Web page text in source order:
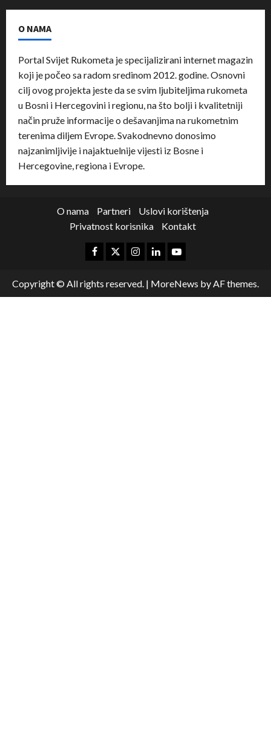
O NAMA
Portal Svijet Rukometa je specijalizirani internet magazin
koji je počeo sa radom sredinom 2012. godine. Osnovni
cilj ovog projekta jeste da se svim ljubiteljima rukometa
u Bosni i Hercegovini i regionu, na što bolji i kvalitetniji
način pruže informacije o dešavanjima na rukometnim
terenima diljem Evrope. Svakodnevno donosimo
najzanimljivije i najaktuelnije vijesti iz Bosne i
Hercegovine, regiona i Evrope.
O nama Partneri
Uslovi korištenja
Privatnost korisnika
Kontakt
Copyright © All rights reserved. | MoreNews by AF themes.